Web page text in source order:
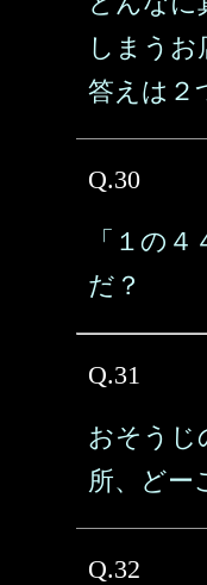
しまうお
答えは２
Q.30
「１の
だ？
Q.31
おそうじ
所、どー
Q.32